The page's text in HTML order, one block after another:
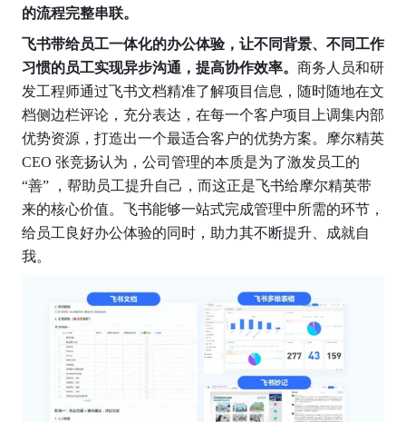
的流程完整串联。
飞书带给员工一体化的办公体验，让不同背景、不同工作
习惯的员工实现异步沟通，提高协作效率。 商务人员和研
发工程师通过飞书文档精准了解项目信息，随时随地在文
档侧边栏评论，充分表达，在每一个客户项目上调集内部
优势资源，打造出一个最适合客户的优势方案。摩尔精英
CEO 张竞扬认为，公司管理的本质是为了激发员工的
“善” ，帮助员工提升自己，而这正是飞书给摩尔精英带
来的核心价值。飞书能够一站式完成管理中所需的环节，
给员工良好办公体验的同时，助力其不断提升、成就自
我。